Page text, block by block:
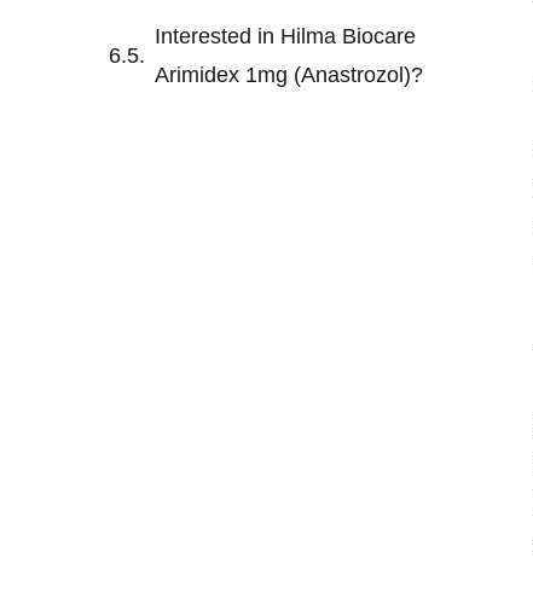
Interested in Hilma Biocare
Arimidex 1mg (Anastrozol)?